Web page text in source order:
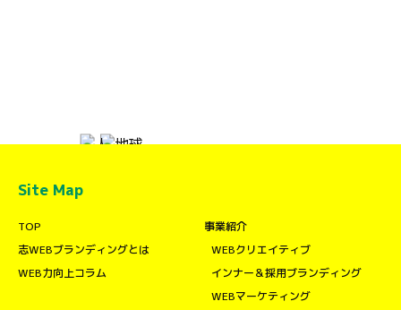
Site Map
TOP
志WEBブランディングとは
WEB力向上コラム
事業紹介
WEBクリエイティブ
インナー＆採用ブランディング
WEBマーケティング